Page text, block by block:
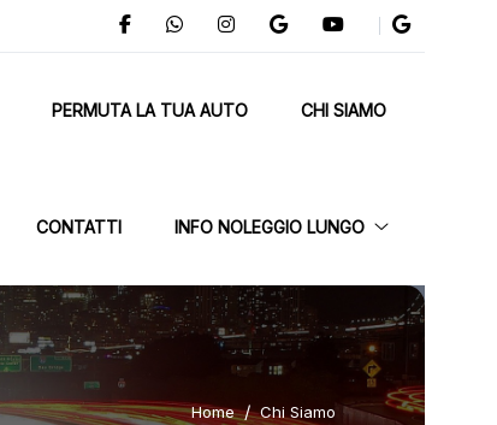
PERMUTA LA TUA AUTO CHI SIAMO
CONTATTI INFO NOLEGGIO LUNGO
Home Chi Siamo